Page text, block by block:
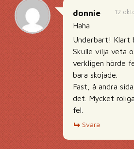
12
donnie
Haha
Underbart! Klart
Skulle vilja veta
verkligen hörde
bara skojade.
Fast, å andra
det. Mycket
fel.
Svara